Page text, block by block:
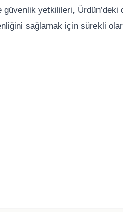
yetkilileri, Ürdün’deki
sağlamak için sürekli